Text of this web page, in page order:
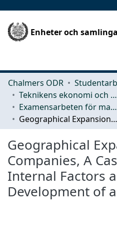
Enheter och
Chalmers ODR
Teknikens ekonomi och organisation
Examensarbeten för masterexamen
Geographical Expansion in IT Companies, A Case Study of Internal Factors and Development of a Strategy
Geographical
Companies, A
Internal Factors
Development of